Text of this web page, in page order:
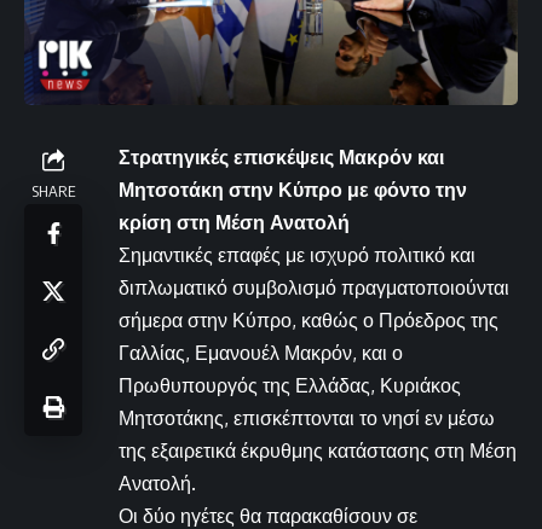
SHARE
Στρατηγικές επισκέψεις Μακρόν και
Μητσοτάκη στην Κύπρο με φόντο την
κρίση στη Μέση Ανατολή
Σημαντικές επαφές με ισχυρό πολιτικό και
διπλωματικό συμβολισμό πραγματοποιούνται
σήμερα στην Κύπρο, καθώς ο Πρόεδρος της
Γαλλίας, Εμανουέλ Μακρόν, και ο
Πρωθυπουργός της Ελλάδας, Κυριάκος
Μητσοτάκης, επισκέπτονται το νησί εν μέσω
της εξαιρετικά έκρυθμης κατάστασης στη Μέση
Ανατολή.
Οι δύο ηγέτες θα παρακαθίσουν σε